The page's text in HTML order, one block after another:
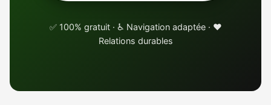
✅ 100% gratuit · ♿ Navigation adaptée · ❤️
Relations durables